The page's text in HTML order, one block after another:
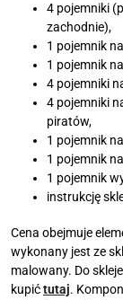
4 pojemniki
zachodnie),
1 pojemnik
1 pojemnik
4 pojemniki
4 pojemniki
piratów,
1 pojemnik
1 pojemnik
1 pojemnik
instrukcję
Cena obejmuje
wykonany jest ze
malowany. Do
kupićtutaj.